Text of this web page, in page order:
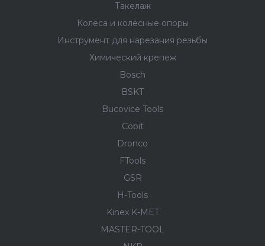
Такелаж
Колёса и колëсные опоры
Инструмент для нарезания резьбы
Химический крепеж
Bosch
BSKT
Bucovice Tools
Cobit
Dronco
FTools
GSR
H-Tools
Kinex K-MET
MASTER-TOOL